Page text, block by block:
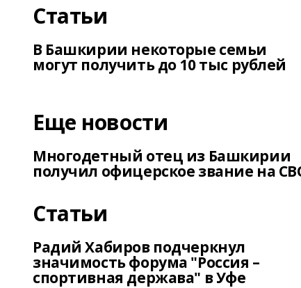
Статьи
В Башкирии некоторые семьи
могут получить до 10 тыс рублей
Еще новости
Многодетный отец из Башкирии
получил офицерское звание на
Статьи
Радий Хабиров подчеркнул
значимость форума "Россия –
спортивная держава" в Уфе